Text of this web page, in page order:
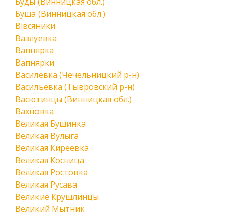
Буша (Винницкая обл.)
Вівсяники
Вазлуевка
Вапнярка
Вапнярки
Василевка (Чечельницкий р-н)
Васильевка (Тывровский р-н)
Васютинцы (Винницкая обл.)
Вахновка
Великая Бушинка
Великая Вулыга
Великая Киреевка
Великая Косница
Великая Ростовка
Великая Русава
Великие Крушлинцы
Великий Мытник